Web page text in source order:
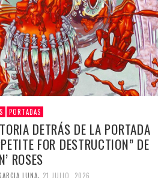
PORTADAS
DETRÁS DE LA PORTADA
FOR DESTRUCTION” DE
ROSES
LUNA, 21 JULIO, 2026